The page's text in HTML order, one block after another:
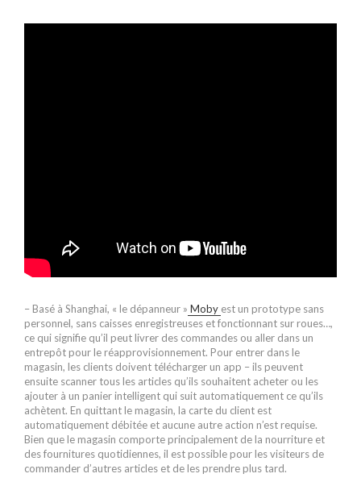
– Basé à Shanghai, « le dépanneur » Moby est un prototype sans
personnel, sans caisses enregistreuses et fonctionnant sur roues…,
ce qui signifie qu’il peut livrer des commandes ou aller dans un
entrepôt pour le réapprovisionnement. Pour entrer dans le
magasin, les clients doivent télécharger un app – ils peuvent
ensuite scanner tous les articles qu’ils souhaitent acheter ou les
ajouter à un panier intelligent qui suit automatiquement ce qu’ils
achètent. En quittant le magasin, la carte du client est
automatiquement débitée et aucune autre action n’est requise.
Bien que le magasin comporte principalement de la nourriture et
des fournitures quotidiennes, il est possible pour les visiteurs de
commander d’autres articles et de les prendre plus tard.